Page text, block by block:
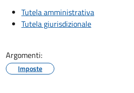
Tutela amministrativa
Tutela giurisdizionale
Argomenti:
Imposte